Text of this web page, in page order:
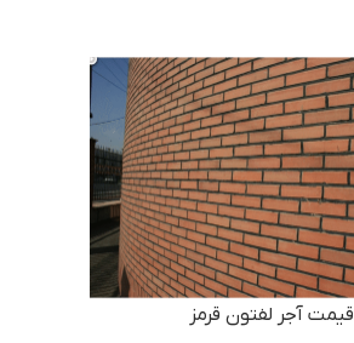
قيمت آجر لفتون قرمز